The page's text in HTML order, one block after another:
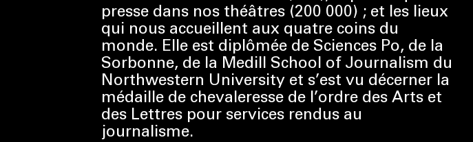
presse dans nos théâtres (200 000) ; et les lieux
qui nous accueillent aux quatre coins du
monde. Elle est diplômée de Sciences Po, de la
Sorbonne, de la Medill School of Journalism du
Northwestern University et s’est vu décerner la
médaille de chevaleresse de l’ordre des Arts et
des Lettres pour services rendus au
journalisme.